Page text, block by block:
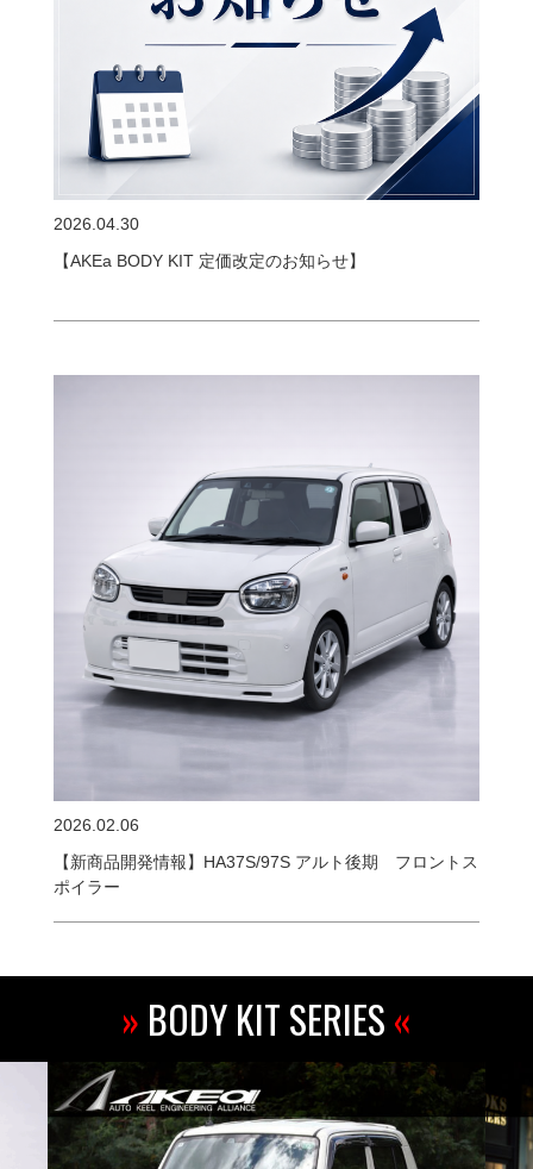
2026.04.30
【AKEa BODY KIT 定価改定のお知らせ】
2026.02.06
【新商品開発情報】HA37S/97S アルト後期 フロントス
ポイラー
» BODY KIT SERIES«